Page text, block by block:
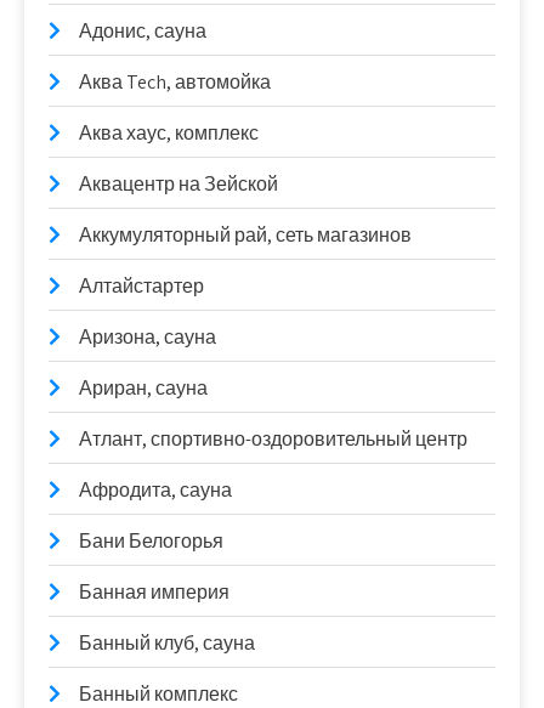
Адонис, сауна
Аква Tech, автомойка
Аква хаус, комплекс
Аквацентр на Зейской
Аккумуляторный рай, сеть магазинов
Алтайстартер
Аризона, сауна
Ариран, сауна
Атлант, спортивно-оздоровительный центр
Афродита, сауна
Бани Белогорья
Банная империя
Банный клуб, сауна
Банный комплекс